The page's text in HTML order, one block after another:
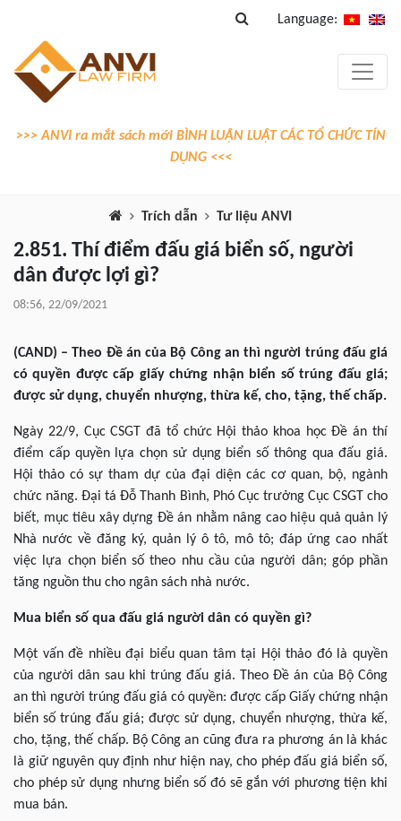
Language:
>>> ANVI ra mắt sách mới BÌNH LUẬN LUẬT CÁC TỔ CHỨC TÍN
DỤNG <<<
Trích dẫn Tư liệu ANVI
2.851. Thí điểm đấu giá biển số, người
dân được lợi gì?
08:56, 22/09/2021
(CAND) – Theo Đề án của Bộ Công an thì người trúng đấu giá
có quyền được cấp giấy chứng nhận biển số trúng đấu giá;
được sử dụng, chuyển nhượng, thừa kế, cho, tặng, thế chấp.
Ngày 22/9, Cục CSGT đã tổ chức Hội thảo khoa học Đề án thí
điểm cấp quyền lựa chọn sử dụng biển số thông qua đấu giá.
Hội thảo có sự tham dự của đại diện các cơ quan, bộ, ngành
chức năng. Đại tá Đỗ Thanh Bình, Phó Cục trưởng Cục CSGT cho
biết, mục tiêu xây dựng Đề án nhằm nâng cao hiệu quả quản lý
Nhà nước về đăng ký, quản lý ô tô, mô tô; đáp ứng cao nhất
việc lựa chọn biển số theo nhu cầu của người dân; góp phần
tăng nguồn thu cho ngân sách nhà nước.
Mua biển số qua đấu giá người dân có quyền gì?
Một vấn đề nhiều đại biểu quan tâm tại Hội thảo đó là quyền
của người dân sau khi trúng đấu giá. Theo Đề án của Bộ Công
an thì người trúng đấu giá có quyền: được cấp Giấy chứng nhận
biển số trúng đấu giá; được sử dụng, chuyển nhượng, thừa kế,
cho, tặng, thế chấp. Bộ Công an cũng đưa ra phương án là khác
là giữ nguyên quy định như hiện nay, cho phép đấu giá biển số,
cho phép sử dụng nhưng biển số đó sẽ gắn với phương tiện khi
mua bán.